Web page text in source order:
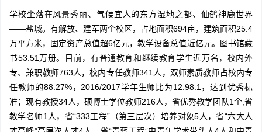
学校坐落在风景秀丽、气候宜人的东方湿地之都、仙鹤神鹿世界
——盐城。有解放、建军两个校区，占地面积694亩，建筑面积25.4
万平方米，固定资产总值超6亿元，教学设备总值近亿元。图书馆藏
书53.51万册。目前，有普通教育和继续教育学生近万名，校内外
专、兼职教师763人，校内专任教师341人，双师素质教师占校内专
任教师的88.27%，2016/2017学年生师比为12.98:1，达到优秀标
准；现有教授34人，硕博士学位教师216人，省优秀教学团队1个,省
教学名师1人，省“333工程”（第三层次）培养对象5人，省“六大人